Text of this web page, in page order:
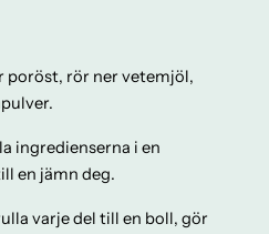
poröst, rör ner vetemjöl,
ingredienserna i en
en jämn deg.
varje del till en boll, gör